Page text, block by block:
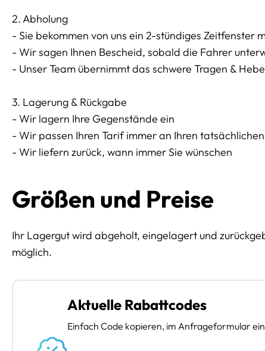
2. Abholung
- Sie bekommen von uns ein 2-stündiges Zeitfenster
- Wir sagen Ihnen Bescheid, sobald die Fahrer
- Unser Team übernimmt das schwere Tragen &
3. Lagerung & Rückgabe
- Wir lagern Ihre Gegenstände ein
- Wir passen Ihren Tarif immer an Ihren
- Wir liefern zurück, wann immer Sie wünschen
Größen und Preise
Ihr Lagergut wird abgeholt, eingelagert und
möglich.
Aktuelle Rabattcodes
Einfach Code kopieren, im Anfrageformular